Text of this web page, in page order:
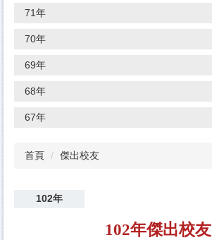
71年
70年
69年
68年
67年
首頁 傑出校友
102年
102年傑出校友